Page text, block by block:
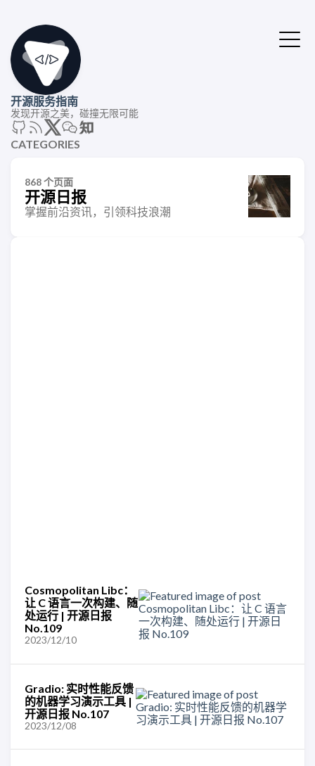
开源服务指南
发现开源之美，碰撞无限可能
CATEGORIES
868 个页面
开源日报
掌握前沿资讯，引领科技浪潮
Cosmopolitan Libc：
让 C 语言一次构建、随
处运行 | 开源日报
No.109
2023/12/10
Gradio: 实时性能反馈
的机器学习演示工具 |
开源日报 No.107
2023/12/08